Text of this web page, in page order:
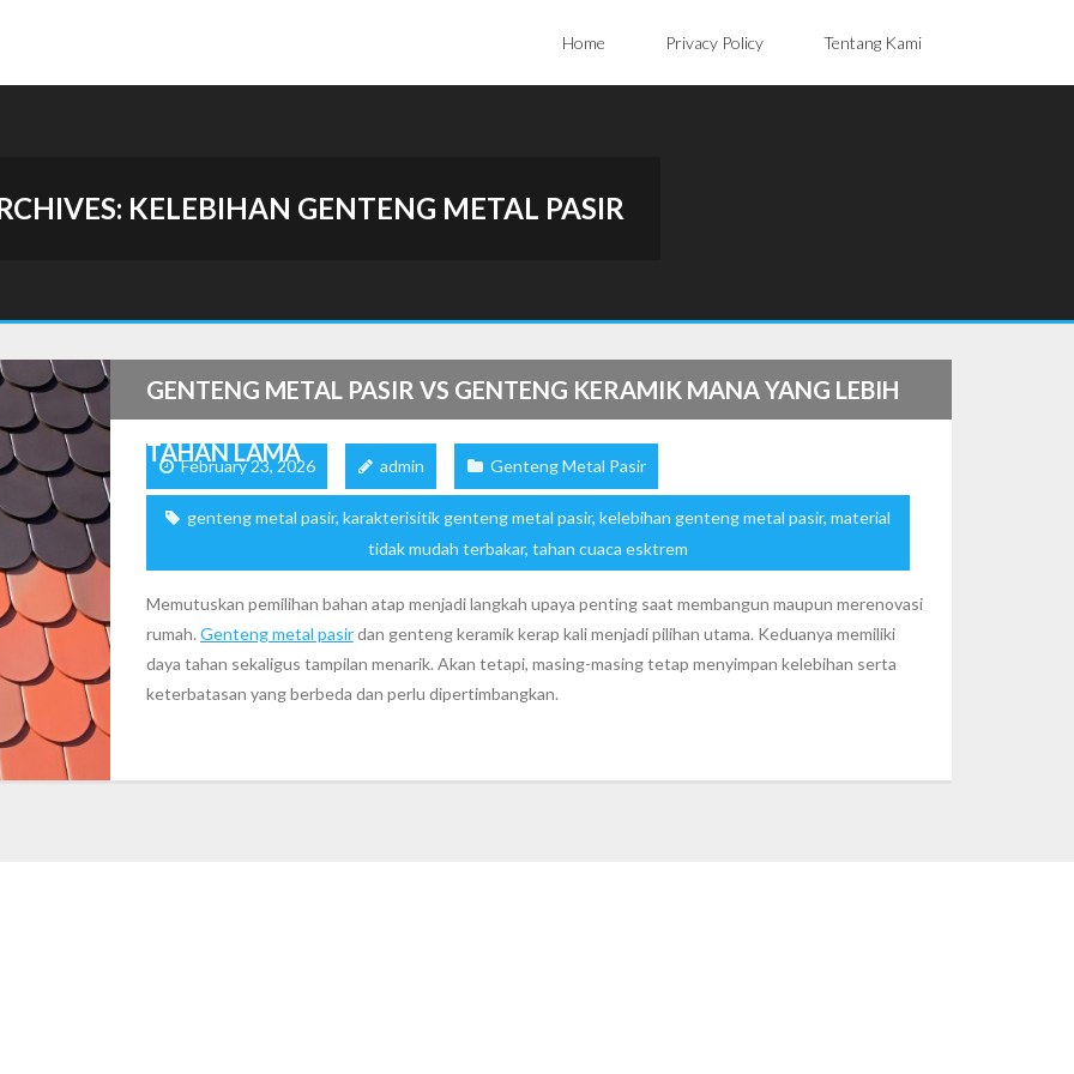
Home Privacy Policy Tentang Kami
KELEBIHAN GENTENG METAL PASIR
GENTENG METAL PASIR VS GENTENG KERAMIK MANA YANG LEBIH
TAHAN LAMA
February 23, 2026 admin Genteng Metal Pasir
genteng metal pasir,karakterisitik genteng metal pasir,kelebihan genteng metal pasir,material
tidak mudah terbakar, tahan cuaca esktrem
Memutuskan pemilihan bahan atap menjadi langkah upaya penting saat membangun maupun merenovasi
rumah. Genteng metal pasirdan genteng keramik kerap kali menjadi pilihan utama. Keduanya memiliki
daya tahan sekaligus tampilan menarik. Akan tetapi, masing-masing tetap menyimpan kelebihan serta
keterbatasan yang berbeda dan perlu dipertimbangkan.